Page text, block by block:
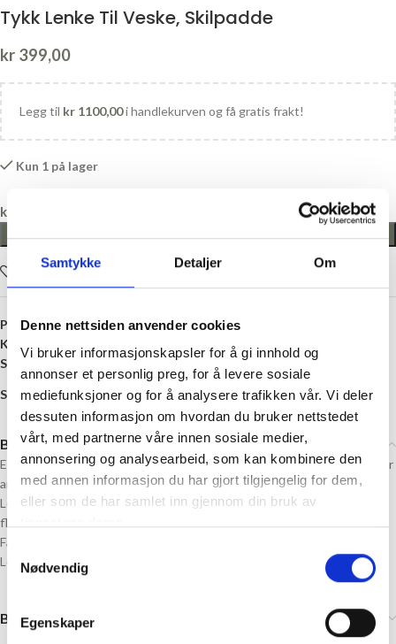
Samtykke Detaljer Om
Denne nettsiden anvender cookies
Vi bruker informasjonskapsler for å gi innhold og
annonser et personlig preg, for å levere sosiale
mediefunksjoner og for å analysere trafikken vår. Vi deler
dessuten informasjon om hvordan du bruker nettstedet
vårt, med partnerne våre innen sosiale medier,
annonsering og analysearbeid, som kan kombinere den
med annen informasjon du har gjort tilgjengelig for dem,
eller som de har samlet inn gjennom din bruk av
Samtykkevalg
Nødvendig
Egenskaper
Tykk Lenke Til Veske, Skilpadde
kr 399,00
Legg til kr 1100,00i handlekurven og få gratis frakt!
Kun 1 på lager
kr
Legg i ønskelisten
Produktnummer:SF-TIL-LEN--SKI
Kategori:
Stikkord:
Vesketilbehør
Share:
Beskrivelse
En stilig tykk lenke til veske, kan brukes til Strikkerlittmye veskene, eller
andre vesker.
Lenken har en carabinkrok i begge ender som gjør at den enkelt kan
flyttes over fra veske til veske.
Farge: Brun
Lengde: 80 cm
Brand